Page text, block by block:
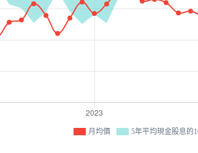
月均價 5年平均現金股息的